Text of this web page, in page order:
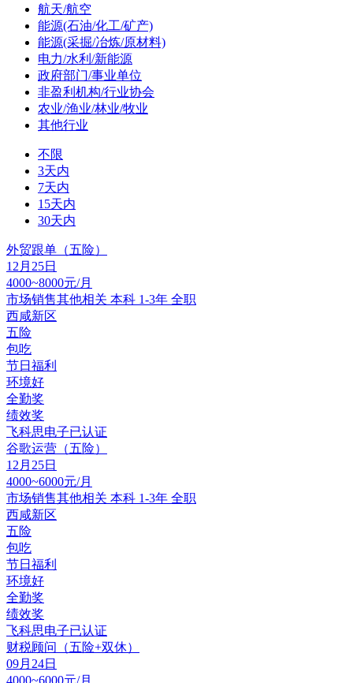
航天/航空
能源(石油/化工/矿产)
能源(采掘/冶炼/原材料)
电力/水利/新能源
政府部门/事业单位
非盈利机构/行业协会
农业/渔业/林业/牧业
其他行业
不限
3天内
7天内
15天内
30天内
外贸跟单（五险）
12月25日
4000~8000元/月
市场销售其他相关 本科 1-3年 全职
西咸新区
五险
包吃
节日福利
环境好
全勤奖
绩效奖
飞科思电子已认证
谷歌运营（五险）
12月25日
4000~6000元/月
市场销售其他相关 本科 1-3年 全职
西咸新区
五险
包吃
节日福利
环境好
全勤奖
绩效奖
飞科思电子已认证
财税顾问（五险+双休）
09月24日
4000~6000元/月